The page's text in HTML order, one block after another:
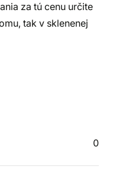
za tú cenu určite
tak v sklenenej
0